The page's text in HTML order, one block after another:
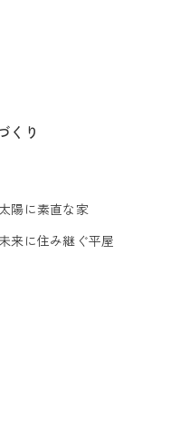
くり
太陽に素直な家
来に住み継ぐ平屋